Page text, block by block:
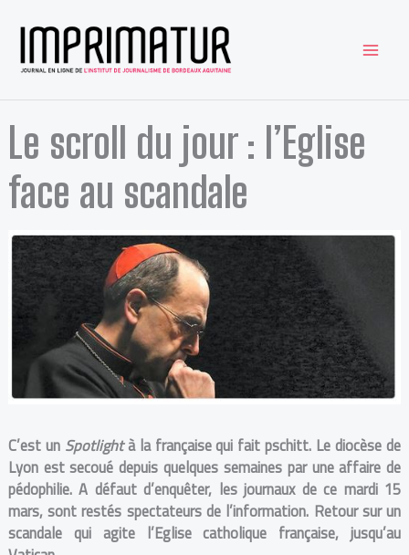
Le scroll du jour : l’Eglise
face au scandale
C’est un Spotlightà la française qui fait pschitt. Le diocèse de
Lyon est secoué depuis quelques semainespar une affaire de
pédophilie. A défaut d’enquêter, les journaux de ce mardi 15
mars, sont restés spectateurs de l’information. Retour sur un
scandale qui agite l’Eglise catholique française, jusqu’au